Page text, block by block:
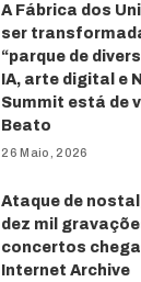
A Fábrica dos
ser
“parque de
IA, arte digital e
Summit está de
Beato
26 Maio, 2026
Ataque de
dez mil
concertos
Internet Archive